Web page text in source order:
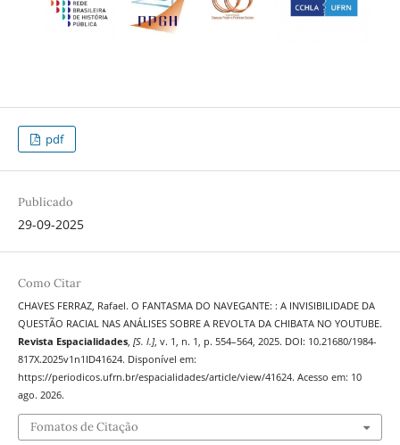
pdf
Publicado
29-09-2025
Como Citar
CHAVES FERRAZ, Rafael. O FANTASMA DO NAVEGANTE: : A INVISIBILIDADE DA
QUESTÃO RACIAL NAS ANÁLISES SOBRE A REVOLTA DA CHIBATA NO YOUTUBE.
Revista Espacialidades, [S. l.], v. 1, n. 1, p. 554–564, 2025. DOI: 10.21680/1984-
817X.2025v1n1ID41624. Disponível em:
https://periodicos.ufrn.br/espacialidades/article/view/41624. Acesso em: 10
ago. 2026.
Fomatos de Citação